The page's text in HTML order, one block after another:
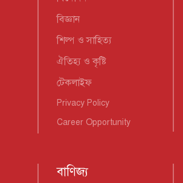
বিজ্ঞান
শিল্প ও সাহিত্য
ঐতিহ্য ও কৃষ্টি
টেকলাইফ
Privacy Policy
Career Opportunity
বাণিজ্য